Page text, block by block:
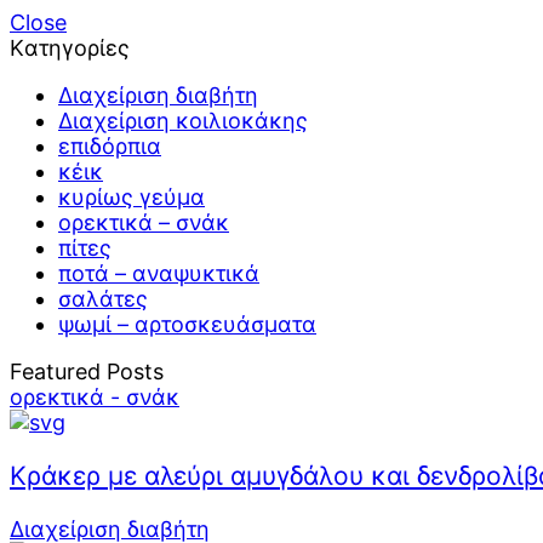
Close
Kατηγορίες
Διαχείριση διαβήτη
Διαχείριση κοιλιοκάκης
επιδόρπια
κέικ
κυρίως γεύμα
ορεκτικά – σνάκ
πίτες
ποτά – αναψυκτικά
σαλάτες
ψωμί – αρτοσκευάσματα
Featured Posts
ορεκτικά - σνάκ
Κράκερ με αλεύρι αμυγδάλου και
Διαχείριση διαβήτη